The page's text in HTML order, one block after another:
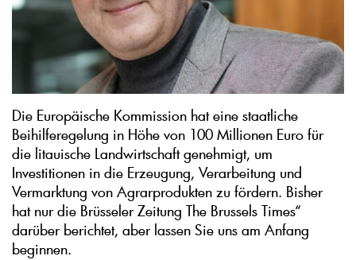
Die Europäische Kommission hat eine staatliche
Beihilferegelung in Höhe von 100 Millionen Euro für
die litauische Landwirtschaft genehmigt, um
Investitionen in die Erzeugung, Verarbeitung und
Vermarktung von Agrarprodukten zu fördern. Bisher
hat nur die Brüsseler Zeitung The Brussels Times“
darüber berichtet, aber lassen Sie uns am Anfang
beginnen.